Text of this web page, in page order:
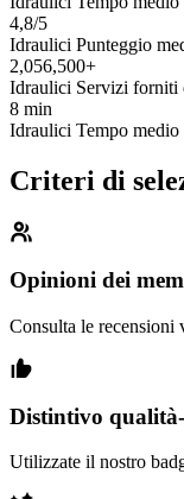
4,8/5
Idraulici Punteggio
2,056,500+
Idraulici Servizi forniti
8 min
Idraulici Tempo medio
Criteri di
Opinioni dei
Consulta le recensioni
Distintivo
Utilizzate il nostro